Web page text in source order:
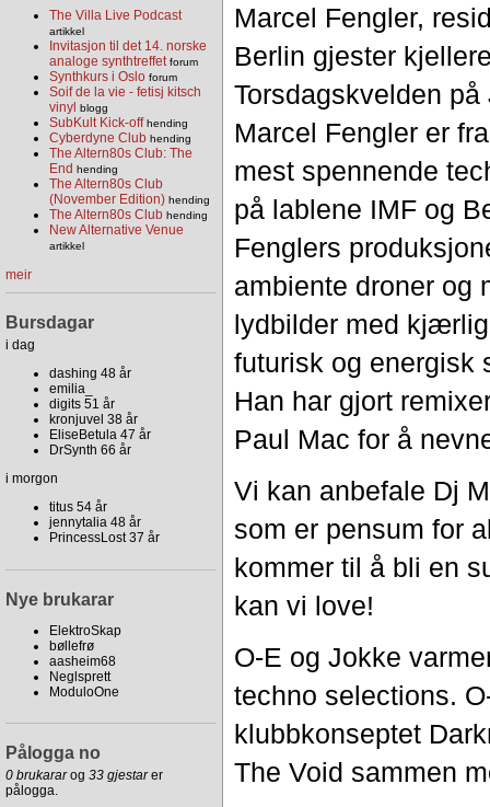
The Villa Live Podcast
artikkel
Invitasjon til det 14. norske
analoge synthtreffet forum
Synthkurs i Oslo forum
Soif de la vie - fetisj kitsch
vinyl
blogg
SubKult Kick-off hending
Cyberdyne Club hending
The Altern80s Club: The
End hending
The Altern80s Club
(November Edition) hending
The Altern80s Club hending
New Alternative Venue
artikkel
meir
Bursdagar
i dag
dashing 48 år
emilia_
digits 51 år
kronjuvel 38 år
EliseBetula 47 år
DrSynth 66 år
i morgon
titus 54 år
jennytalia 48 år
PrincessLost 37 år
Nye brukarar
ElektroSkap
bøllefrø
aasheim68
Neglsprett
ModuloOne
Pålogga no
0 brukararog 33 gjestarer
pålogga.
Marcel Fengler,
Berlin gjester
Torsdagskvelden
Marcel Fengler er
mest spennende
på lablene IMF og
Fenglers
ambiente droner og
lydbilder med
futurisk og energisk
Han har gjort
Paul Mac for å
Vi kan anbefale Dj
som er pensum for
kommer til å bli en
kan vi love!
O-E og Jokke
techno selections.
klubbkonseptet
The Void sammen